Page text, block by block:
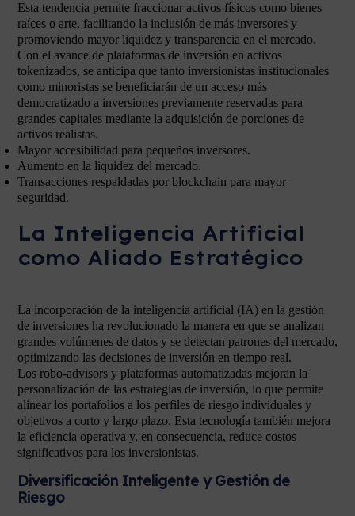
Esta tendencia permite fraccionar activos físicos como bienes
raíces o arte, facilitando la inclusión de más inversores y
promoviendo mayor liquidez y transparencia en el mercado.
Con el avance de plataformas de inversión en activos
tokenizados, se anticipa que tanto inversionistas institucionales
como minoristas se beneficiarán de un acceso más
democratizado a inversiones previamente reservadas para
grandes capitales mediante la adquisición de porciones de
activos realistas.
Mayor accesibilidad para pequeños inversores.
Aumento en la liquidez del mercado.
Transacciones respaldadas por blockchain para mayor
seguridad.
La Inteligencia Artificial
como Aliado Estratégico
La incorporación de la inteligencia artificial (IA) en la gestión
de inversiones ha revolucionado la manera en que se analizan
grandes volúmenes de datos y se detectan patrones del mercado,
optimizando las decisiones de inversión en tiempo real.
Los robo-advisors y plataformas automatizadas mejoran la
personalización de las estrategias de inversión, lo que permite
alinear los portafolios a los perfiles de riesgo individuales y
objetivos a corto y largo plazo. Esta tecnología también mejora
la eficiencia operativa y, en consecuencia, reduce costos
significativos para los inversionistas.
Diversificación Inteligente y Gestión de
Riesgo